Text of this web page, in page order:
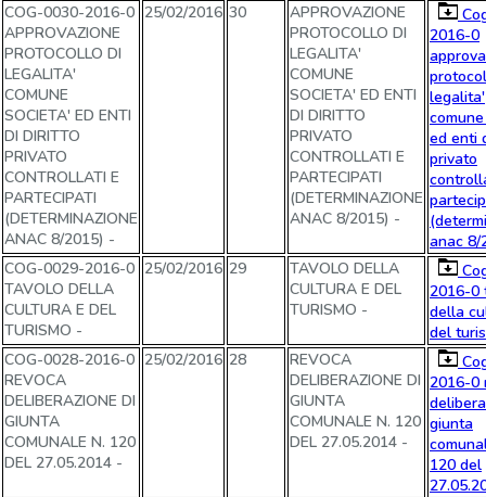
COG-0030-2016-0
APPROVAZIONE
PROTOCOLLO DI
LEGALITA'
COMUNE
SOCIETA' ED ENTI
DI DIRITTO
PRIVATO
CONTROLLATI E
PARTECIPATI
(DETERMINAZIONE
ANAC 8/2015) -
25/02/2016 30
APPROVAZIONE
PROTOCOLLO DI
LEGALITA'
COMUNE
SOCIETA' ED ENTI
DI DIRITTO
PRIVATO
CONTROLLATI E
PARTECIPATI
(DETERMINAZIONE
ANAC 8/2015) -
2016-0
legalita'
ed enti
privato
anac 8/
COG-0029-2016-0
TAVOLO DELLA
CULTURA E DEL
TURISMO -
25/02/2016 29
TAVOLO DELLA
CULTURA E DEL
TURISMO -
2016-0
della
del
COG-0028-2016-0
REVOCA
DELIBERAZIONE DI
GIUNTA
COMUNALE N. 120
DEL 27.05.2014 -
25/02/2016 28
REVOCA
DELIBERAZIONE DI
GIUNTA
COMUNALE N. 120
DEL 27.05.2014 -
2016-0
giunta
120 del